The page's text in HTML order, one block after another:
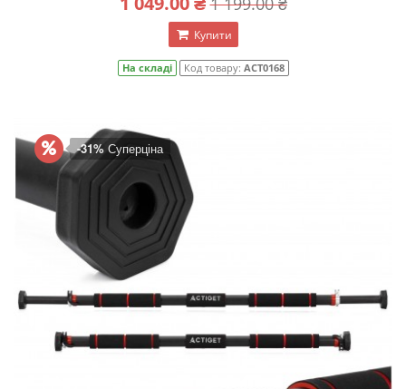
Купити
На складі Код товару: ACT0168
-31% Суперціна